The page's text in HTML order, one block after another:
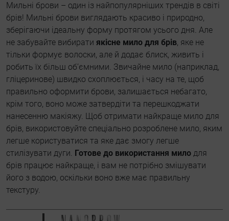
Мильні брови – один із найпопулярніших трендів в світі
брів! Мильні брови виглядають красиво і природно,
зберігаючи ідеальну форму протягом усього дня. Але
не забувайте вибирати якісне мило для брів, яке не
тільки формує волоски, але й додає блиск, живить і
робить їх більш об’ємними. Звичайне мило (наприклад,
гліцеринове) швидко схоплюється, і часу на те, щоб
правильно оформити брови, залишається небагато,
крім того, воно може затвердіти та перешкоджати
нанесенню макіяжу. Щоб отримати найкраще мило для
брів, використовуйте спеціально розроблене мило, яким
легше користуватися та яке дає змогу легше
стилізувати дуги. Готове до використання мило для
брів працює найкраще, і вам не потрібно змішувати
його з водою, оскільки воно вже має правильну
текстуру.